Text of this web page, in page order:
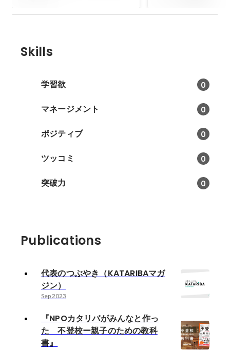
Skills
学習欲 0
マネージメント 0
ポジティブ 0
ツッコミ 0
突破力 0
Publications
代表のつぶやき（KATARIBAマガ
ジン）
Sep 2023
『NPOカタリバがみんなと作っ
た 不登校ー親子のための教科
書』